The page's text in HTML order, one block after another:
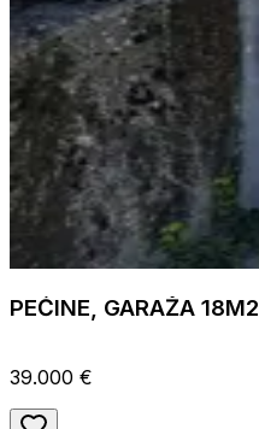
PEĆINE, GARAŽA 18M2
39.000 €